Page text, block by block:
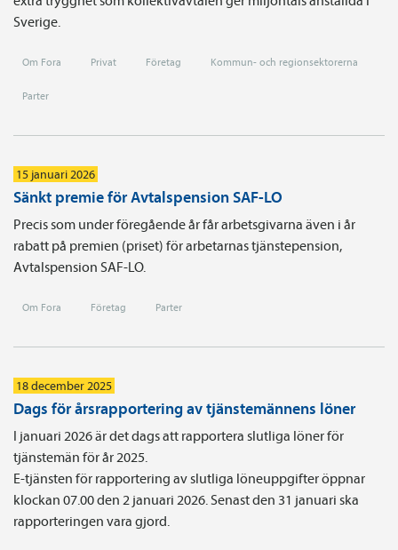
Sverige.
Om Fora Privat Företag Kommun- och regionsektorerna
Parter
15 januari 2026
Sänkt premie för Avtalspension SAF-LO
Precis som under föregående år får arbetsgivarna även i år
rabatt på premien (priset) för arbetarnas tjänste­pension,
Avtals­pension SAF-LO.
Om Fora Företag Parter
18 december 2025
Dags för årsrapportering av tjänstemännens löner
I januari 2026 är det dags att rapportera slutliga löner för
tjänstemän för år 2025.
E-tjänsten för rapportering av slutliga löneuppgifter öppnar
klockan 07.00 den 2 januari 2026. Senast den 31 januari ska
rapporteringen vara gjord.